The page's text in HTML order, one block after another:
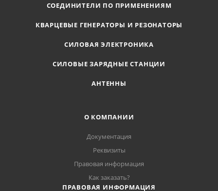
СОЕДИНИТЕЛИ ПО ПРИМЕНЕНИЯМ
КВАРЦЕВЫЕ ГЕНЕРАТОРЫ И РЕЗОНАТОРЫ
СИЛОВАЯ ЭЛЕКТРОНИКА
СИЛОВЫЕ ЗАРЯДНЫЕ СТАНЦИИ
АНТЕННЫ
О КОМПАНИИ
Документация
Реквизиты
Правовая информация
Как заказать?
ПРАВОВАЯ ИНФОРМАЦИЯ